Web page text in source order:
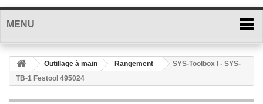
MENU
Outillage à main Rangement
SYS-Toolbox I - SYS-
TB-1 Festool 495024